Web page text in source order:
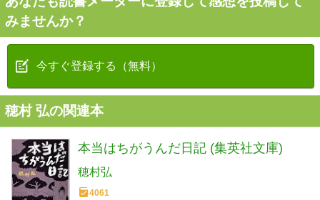
みませんか？
今すぐ登録する（無料）
穂村 弘の関連本
本当はちがうんだ日記 (集英社文庫)
穂村弘
4061